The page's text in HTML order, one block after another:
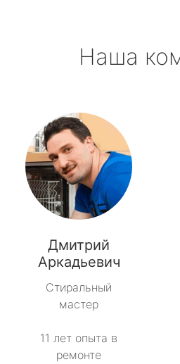
Наша
Дмитрий
Аркадьевич
Стиральный
мастер
11 лет опыта в
ремонте